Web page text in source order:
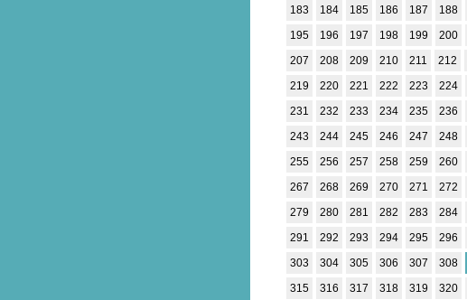
183
184 185 186 187 188
195
196 197 198 199 200
207
208 209 210 211 212
219
220 221 222 223 224
231
232 233 234 235 236
243
244 245 246 247 248
255
256 257 258 259 260
267
268 269 270 271 272
279
280 281 282 283 284
291
292 293 294 295 296
303
304 305 306 307 308
315
316 317 318 319 320